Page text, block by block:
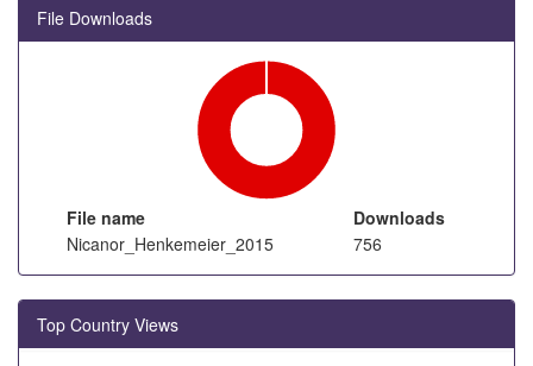
File Downloads
File name
Downloads
Nicanor_Henkemeier_2015
756
Top Country Views